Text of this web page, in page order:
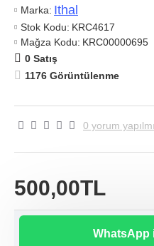
Marka: Ithal
Stok Kodu: KRC4617
Mağza Kodu: KRC00000695
0 Satış
1176 Görüntülenme
0 yorum
500,00TL
WhatsApp